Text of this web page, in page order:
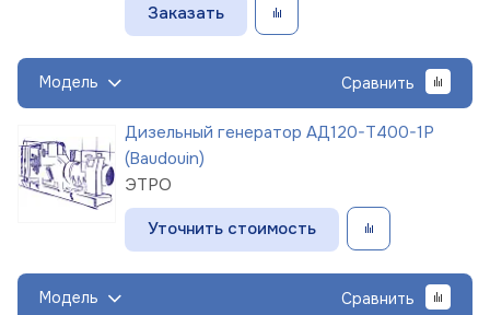
Заказать
Модель Сравнить
Дизельный генератор АД120-Т400-1Р
(Baudouin)
ЭТРО
Уточнить стоимость
Модель Сравнить